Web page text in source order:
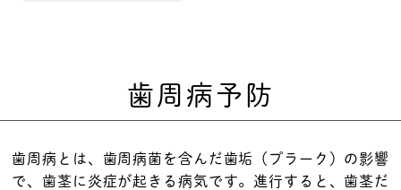
歯周病予防
歯周病とは、歯周病菌を含んだ歯垢（プラーク）の影響
で、歯茎に炎症が起きる病気です。進行すると、歯茎だ